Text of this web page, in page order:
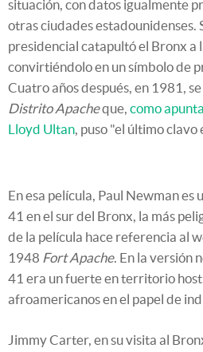
situación, con datos igualmente
otras ciudades estadounidenses.
presidencial catapultó el Bronx a
convirtiéndolo en un símbolo de
Cuatro años después, en 1981,
Distrito Apacheque, como
Lloyd Ultan, puso "el último clavo
En esa película, Paul Newman es
41 en el sur del Bronx, la más
de la película hace referencia al
1948 Fort Apache. En la versión
41 era un fuerte en territorio
afroamericanos en el papel de
Jimmy Carter, en su visita al